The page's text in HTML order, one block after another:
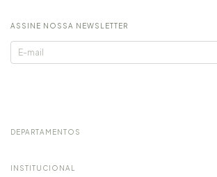
ASSINE NOSSA NEWSLETTER
DEPARTAMENTOS
INSTITUCIONAL